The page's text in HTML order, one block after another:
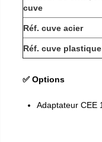
cuve
Réf. cuve acier
Réf. cuve plastique
✅ Options
Adaptateur CEE